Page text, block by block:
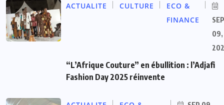
ACTUALITE CULTURE
ECO &
FINANCE
SEP
09,
“L’Afrique Couture” en ébullition : l’Adjafi
Fashion Day 2025 réinvente